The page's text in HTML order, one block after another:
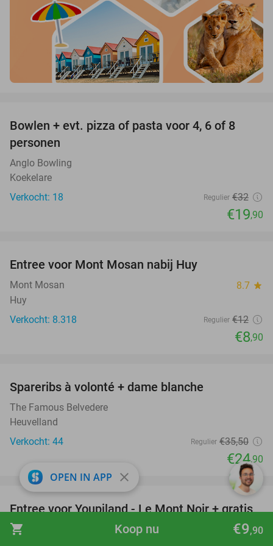
shopping_cart €9,90
Koop nu
Bowlen + evt. pizza of pasta voor 4, 6 of 8
personen
Anglo Bowling
Koekelare
Verkocht: 18
Regulier €32
€19,90
Entree voor Mont Mosan nabij Huy
Mont Mosan 8.7 star
Huy
Verkocht: 8.318
Regulier €12
€8,90
Spareribs à volonté + dame blanche
The Famous Belvedere
Heuvelland
Verkocht: 44
Regulier €35,50
€24,90
47%
favorite_border
Entree voor Youpiland - Le Mont Noir + gratis
Granita
OPEN IN APP close